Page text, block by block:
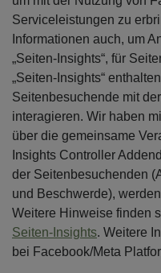
Serviceleistungen zu
Informationen auch, um
„Seiten-Insights“, für
„Seiten-Insights“
Seitenbesuchende mit
interagieren. Wir haben
über die gemeinsame
Insights Controller
der Seitenbesuchenden
und Beschwerde),
Weitere Hinweise finden
Seiten-Insights. Weitere
bei Facebook/Meta